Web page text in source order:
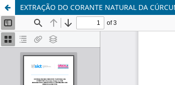
EXTRAÇÃO DO CORANTE NATURAL DA